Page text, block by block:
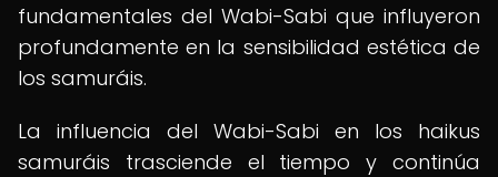
fundamentales del Wabi-Sabi que influyeron
profundamente en la sensibilidad estética de
los samuráis.
La influencia del Wabi-Sabi en los haikus
samuráis trasciende el tiempo y continúa